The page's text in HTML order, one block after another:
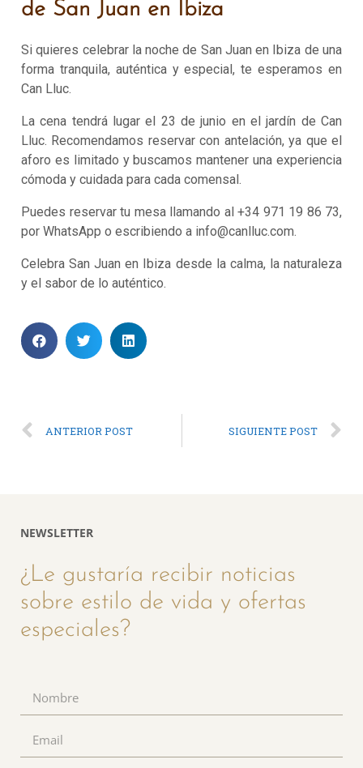
de San Juan en Ibiza
Si quieres celebrar la noche de San Juan en Ibiza de una
forma tranquila, auténtica y especial, te esperamos en
Can Lluc.
La cena tendrá lugar el 23 de junio en el jardín de Can
Lluc. Recomendamos reservar con antelación, ya que el
aforo es limitado y buscamos mantener una experiencia
cómoda y cuidada para cada comensal.
Puedes reservar tu mesa llamando al +34 971 19 86 73,
por WhatsApp o escribiendo a info@canlluc.com.
Celebra San Juan en Ibiza desde la calma, la naturaleza
y el sabor de lo auténtico.
ANTERIOR POST SIGUIENTE POST
NEWSLETTER
¿Le gustaría recibir noticias
sobre estilo de vida y ofertas
especiales?